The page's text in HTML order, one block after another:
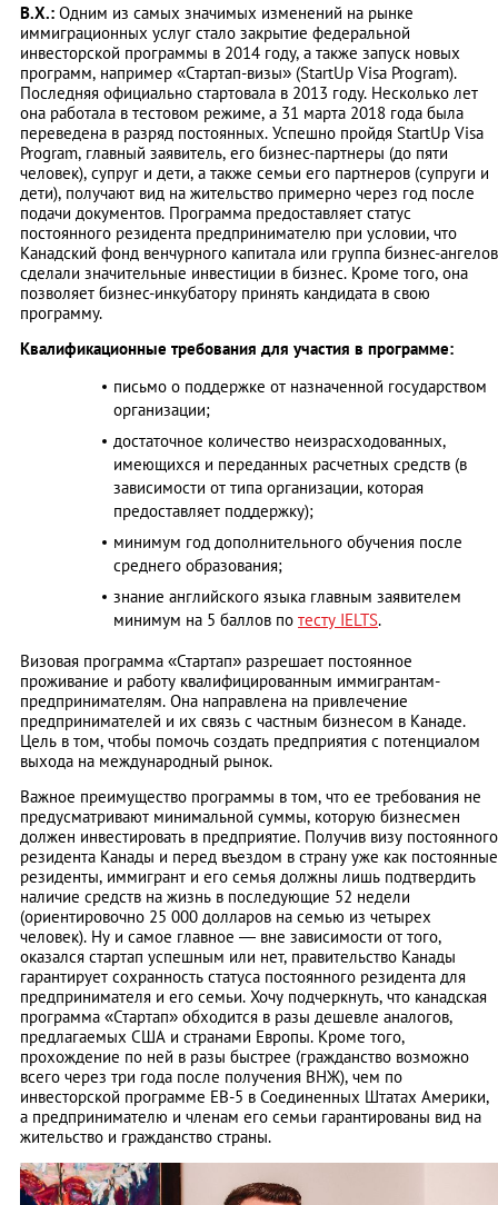
В.Х.: Одним из самых значимых изменений на рынке
иммиграционных услуг стало закрытие федеральной
инвесторской программы в 2014 году, а также запуск новых
программ, например «Стартап-визы» (StartUp Visa Program).
Последняя официально стартовала в 2013 году. Несколько лет
она работала в тестовом режиме, а 31 марта 2018 года была
переведена в разряд постоянных. Успешно пройдя StartUp Visa
Program, главный заявитель, его бизнес-партнеры (до пяти
человек), супруг и дети, а также семьи его партнеров (супруги и
дети), получают вид на жительство примерно через год после
подачи документов. Программа предоставляет статус
постоянного резидента предпринимателю при условии, что
Канадский фонд венчурного капитала или группа бизнес-ангелов
сделали значительные инвестиции в бизнес. Кроме того, она
позволяет бизнес-инкубатору принять кандидата в свою
программу.
Квалификационные требования для участия в программе:
письмо о поддержке от назначенной государством
организации;
достаточное количество неизрасходованных,
имеющихся и переданных расчетных средств (в
зависимости от типа организации, которая
предоставляет поддержку);
минимум год дополнительного обучения после
среднего образования;
знание английского языка главным заявителем
минимум на 5 баллов по тесту IELTS.
Bизовая программа «Стартап» разрешает постоянное
проживание и работу квалифицированным иммигрантам-
предпринимателям. Она направлена на привлечение
предпринимателей и их связь с частным бизнесом в Канаде.
Цель в том, чтобы помочь создать предприятия с потенциалом
выхода на международный рынок.
Важное преимущество программы в том, что ее требования не
предусматривают минимальной суммы, которую бизнесмен
должен инвестировать в предприятие. Получив визу постоянного
резидента Канады и перед въездом в страну уже как постоянные
резиденты, иммигрант и его семья должны лишь подтвердить
наличие средств на жизнь в последующие 52 недели
(ориентировочно 25 000 долларов на семью из четырех
человек). Ну и самое главное — вне зависимости от того,
оказался стартап успешным или нет, правительство Канады
гарантирует сохранность статуса постоянного резидента для
предпринимателя и его семьи. Хочу подчеркнуть, что канадская
программа «Стартап» обходится в разы дешевле аналогов,
предлагаемых США и странами Европы. Кроме того,
прохождение по ней в разы быстрее (гражданство возможно
всего через три года после получения ВНЖ), чем по
инвесторской программе ЕВ-5 в Соединенных Штатах Америки,
а предпринимателю и членам его семьи гарантированы вид на
жительство и гражданство страны.